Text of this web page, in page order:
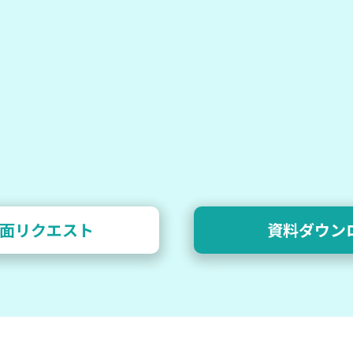
リクエスト 資料ダウン